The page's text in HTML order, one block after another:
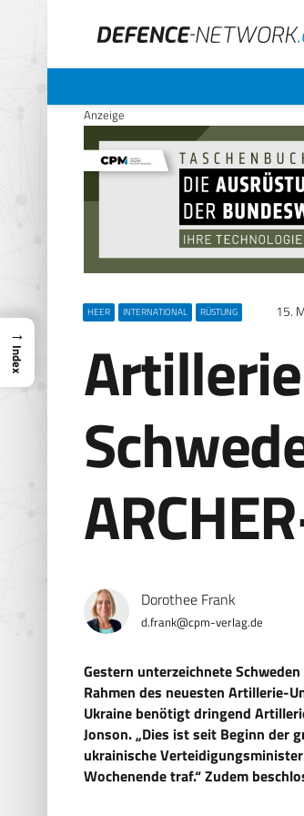
Anzeige
HEER INTERNATIONAL RÜSTUNG 15.
Dorothee Frank
d.frank@cpm-verlag.de
Gestern unterzeichnete
Rahmen des neuesten Artillerie-
Ukraine benötigt dringend
Jonson. „Dies ist seit Beginn der
ukrainische
Wochenende traf.“ Zudem
→
Index